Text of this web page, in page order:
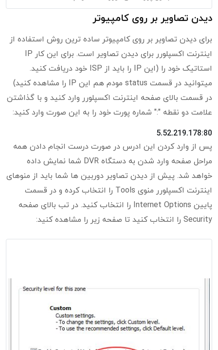
دیدن تصاویر بر روی کامپیوتر
برای دیدن تصاویر بر روی کامپیوتر ساده ترین روش استفاده از
اینترنت اکسپلورر برای دیدن تصاویر است. برای این کار IP
استاتیک خود را (این IP را باید از ISP خود دریافت کنید.
میتوانید در قسمت status مودم هم این IP را مشاهده کنید)
در قسمت بالای صفحه اینترنت اکسپلورر وارد کنید و با گذاشتن
علامت دو نقطه ":" شماره پورت خود را به این صورت وارد کنید:
5.52.219.178:80
پس از وارد کردن این ادرس در صورت درست انجام دادن همه
مراحل صفحه وارد شدن به دستگاه DVR شما نمایش داده
خواهد شد. پیش از دیدن تصاویر دوربین ها شما باید از منوهای
اینترنت اکسپلورر منوی Tools را انتخاب کرده و در قسمت
پایین Internet Options را انتخاب کنید. در تب بالای صفحه
Security را انتخاب کنید تا صفحه زیر را مشاهده کنید: